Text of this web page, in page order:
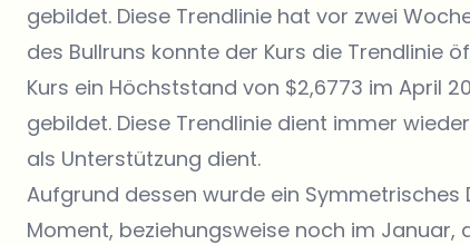
gebildet. Diese Trendlinie hat vor zwei
des Bullruns konnte der Kurs die Trendlinie
Kurs ein Höchststand von $2,6773 im April
gebildet. Diese Trendlinie dient immer
als Unterstützung dient.
Aufgrund dessen wurde ein Symmetrisches
Moment, beziehungsweise noch im Januar,